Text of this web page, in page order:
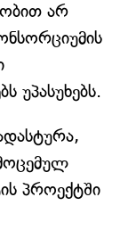
არ
უპასუხებს.
პროექტში